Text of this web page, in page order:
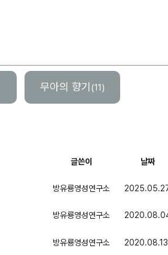
무아의 향기 (11)
글쓴이 날짜
방유룡영성연구소
방유룡영성연구소
방유룡영성연구소 2020.08.13